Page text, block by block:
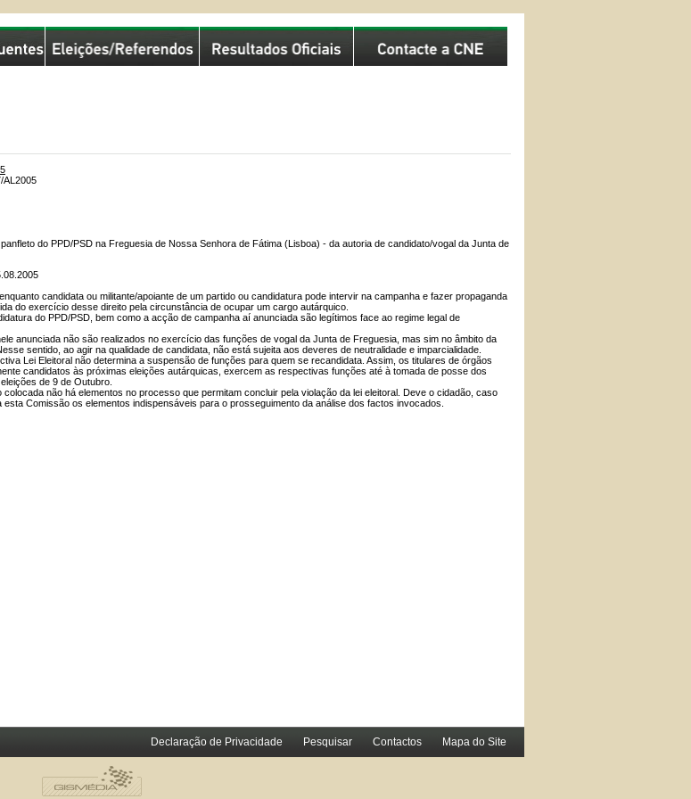
AL2005
do PPD/PSD na Freguesia de Nossa Senhora de Fátima (Lisboa) - da autoria de candidato/vogal da Junta de
candidata ou militante/apoiante de um partido ou candidatura pode intervir na campanha e fazer propaganda
do exercício desse direito pela circunstância de ocupar um cargo autárquico.
do PPD/PSD, bem como a acção de campanha aí anunciada são legítimos face ao regime legal de
anunciada não são realizados no exercício das funções de vogal da Junta de Freguesia, mas sim no âmbito da
sentido, ao agir na qualidade de candidata, não está sujeita aos deveres de neutralidade e imparcialidade.
Lei Eleitoral não determina a suspensão de funções para quem se recandidata. Assim, os titulares de órgãos
candidatos às próximas eleições autárquicas, exercem as respectivas funções até à tomada de posse dos
de 9 de Outubro.
colocada não há elementos no processo que permitam concluir pela violação da lei eleitoral. Deve o cidadão, caso
esta Comissão os elementos indispensáveis para o prosseguimento da análise dos factos invocados.
Declaração de Privacidade Pesquisar Contactos Mapa do Site